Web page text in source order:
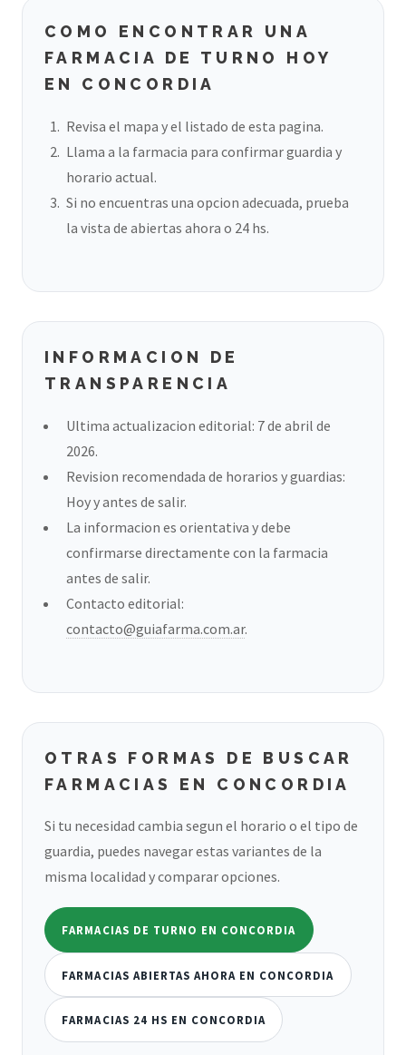
COMO ENCONTRAR UNA
FARMACIA DE TURNO HOY
EN CONCORDIA
Revisa el mapa y el listado de esta pagina.
Llama a la farmacia para confirmar guardia y
horario actual.
Si no encuentras una opcion adecuada, prueba
la vista de abiertas ahora o 24 hs.
INFORMACION DE
TRANSPARENCIA
Ultima actualizacion editorial: 7 de abril de
2026.
Revision recomendada de horarios y guardias:
Hoy y antes de salir.
La informacion es orientativa y debe
confirmarse directamente con la farmacia
antes de salir.
Contacto editorial:
contacto@guiafarma.com.ar.
OTRAS FORMAS DE BUSCAR
FARMACIAS EN CONCORDIA
Si tu necesidad cambia segun el horario o el tipo de
guardia, puedes navegar estas variantes de la
misma localidad y comparar opciones.
FARMACIAS DE TURNO EN CONCORDIA
FARMACIAS ABIERTAS AHORA EN CONCORDIA
FARMACIAS 24 HS EN CONCORDIA